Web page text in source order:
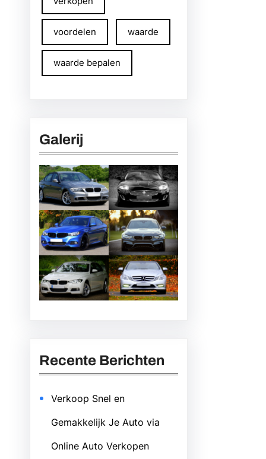
voordelen waarde
waarde bepalen
Galerij
Recente Berichten
Verkoop Snel en
Gemakkelijk Je Auto via
Online Auto Verkopen